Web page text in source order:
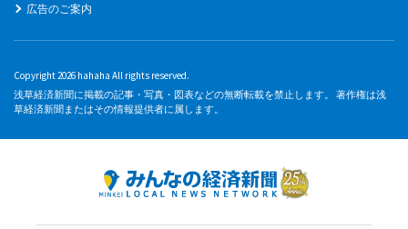
広告のご案内
Copyright 2026 hahaha All rights reserved.
浅草経済新聞に掲載の記事・写真・図表などの無断転載を禁止します。 著作権は浅
草経済新聞またはその情報提供者に属します。